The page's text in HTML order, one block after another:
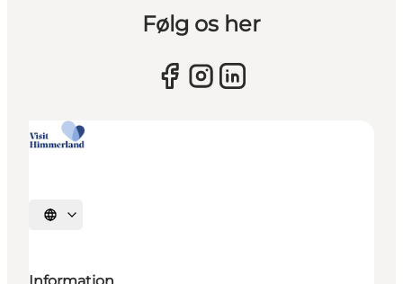
Følg os her
Vælg sprog